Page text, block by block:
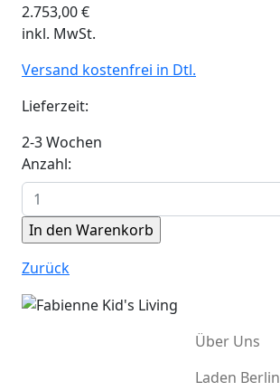
2.753,00€
inkl. MwSt.
Versand kostenfrei in Dtl.
Lieferzeit:
2-3 Wochen
Anzahl:
Zurück
Über Uns
Laden Berlin